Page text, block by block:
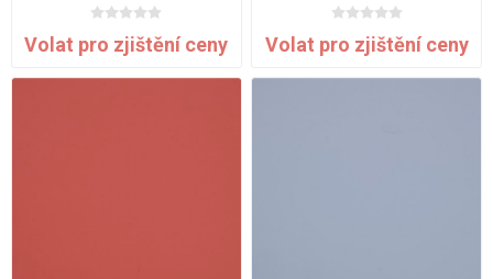
Volat pro zjištění ceny Volat pro zjištění ceny